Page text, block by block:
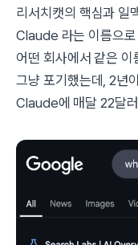
리서치캣의 핵심과 일
Claude 라는 이름으로
어떤 회사에서 같은
그냥 포기했는데, 2년
Claude에 매달 22달